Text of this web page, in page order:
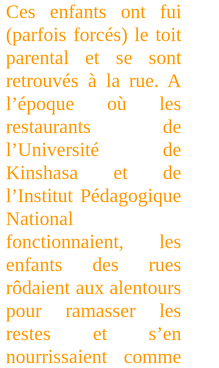
Ces enfants ont fui
(parfois forcés) le toit
parental et se sont
retrouvés à la rue. A
l’époque où les
restaurants de
l’Université de
Kinshasa et de
l’Institut Pédagogique
National
fonctionnaient, les
enfants des rues
rôdaient aux alentours
pour ramasser les
restes et s’en
nourrissaient comme